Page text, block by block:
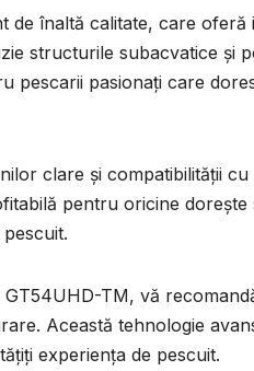
înaltă calitate, care oferă
structurile subacvatice și
pescarii pasionați care
clare și compatibilității
pentru oricine dorește
TM, vă
Această tehnologie
experiența de pescuit.